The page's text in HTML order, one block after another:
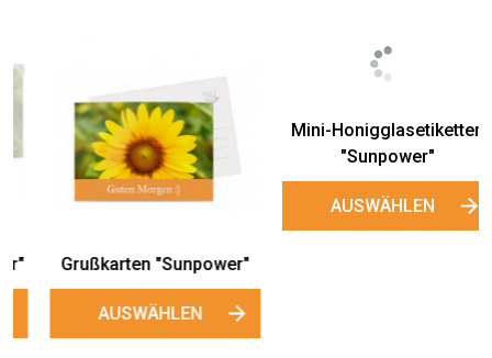
Mini-Honigglasetiketten
"Sunpower"
AUSWÄHLEN
Einladungskarten
„Sunpower“
AUSWÄHLEN